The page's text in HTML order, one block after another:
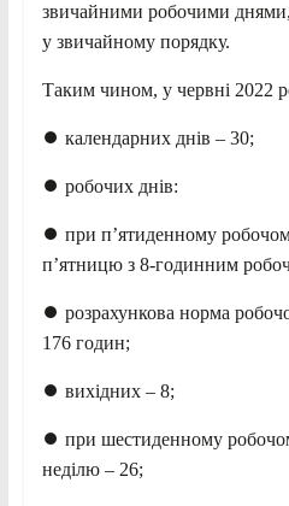
звичайними робочими днями,
у звичайному порядку.
Таким чином, у червні 2022
⏺ календарних днів – 30;
⏺ робочих днів:
⏺ при п’ятиденному
п’ятницю з 8-годинним
⏺ розрахункова норма
176 годин;
⏺ вихідних – 8;
⏺ при шестиденному
неділю – 26;